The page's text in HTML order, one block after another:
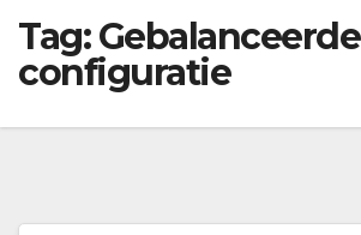
Tag:Gebalanceerde
configuratie